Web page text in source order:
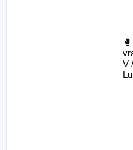
V